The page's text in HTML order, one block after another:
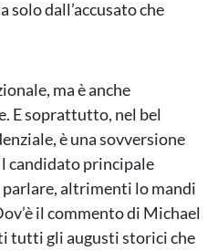
solo dall’accusato che
ma è anche
E soprattutto, nel bel
è una sovversione
candidato principale
altrimenti lo mandi
il commento di Michael
tutti gli augusti storici che